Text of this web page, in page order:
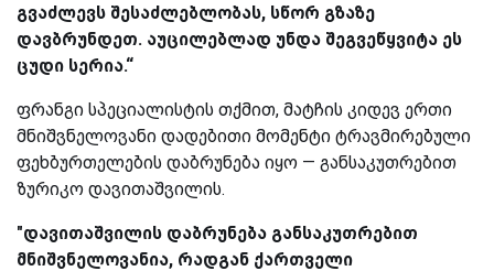
გვაძლევს შესაძლებლობას, სწორ გზაზე
დავბრუნდეთ. აუცილებლად უნდა შეგვეწყვიტა ეს
ცუდი სერია.“
ფრანგი სპეციალისტის თქმით, მატჩის კიდევ ერთი
მნიშვნელოვანი დადებითი მომენტი ტრავმირებული
ფეხბურთელების დაბრუნება იყო — განსაკუთრებით
ზურიკო დავითაშვილის.
"დავითაშვილის დაბრუნება განსაკუთრებით
მნიშვნელოვანია, რადგან ქართველი